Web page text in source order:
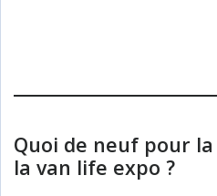
Quoi de neuf pour
la van life expo ?